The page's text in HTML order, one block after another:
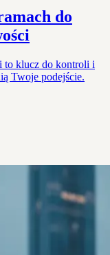
do
to klucz do kontroli i
Twoje podejście.